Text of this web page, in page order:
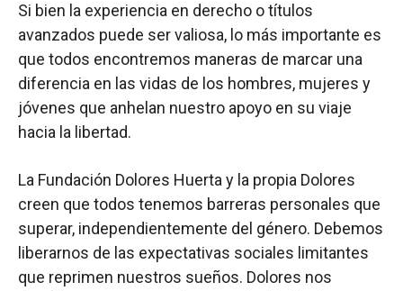
Si bien la experiencia en derecho o títulos
avanzados puede ser valiosa, lo más importante es
que todos encontremos maneras de marcar una
diferencia en las vidas de los hombres, mujeres y
jóvenes que anhelan nuestro apoyo en su viaje
hacia la libertad.
La Fundación Dolores Huerta y la propia Dolores
creen que todos tenemos barreras personales que
superar, independientemente del género. Debemos
liberarnos de las expectativas sociales limitantes
que reprimen nuestros sueños. Dolores nos